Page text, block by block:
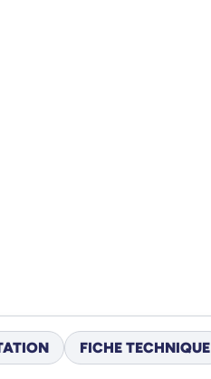
FICHE TECHNIQUE